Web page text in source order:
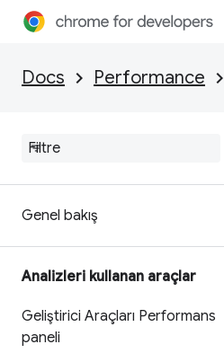
Docs Performance
Genel bakış
Analizleri kullanan araçlar
Geliştirici Araçları Performans
paneli